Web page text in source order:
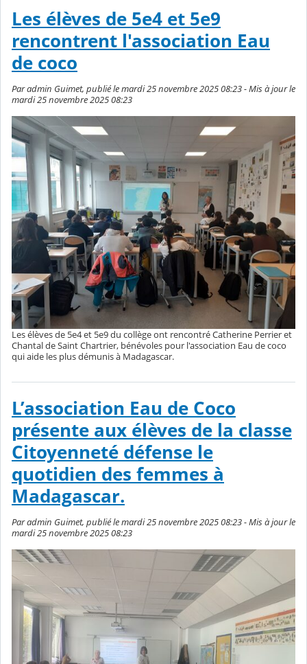
Les élèves de 5e4 et 5e9
rencontrent l'association Eau
de coco
Par admin Guimet, publié le mardi 25 novembre 2025 08:23 - Mis à jour le
mardi 25 novembre 2025 08:23
Les élèves de 5e4 et 5e9 du collège ont rencontré Catherine Perrier et
Chantal de Saint Chartrier, bénévoles pour l'association Eau de coco
qui aide les plus démunis à Madagascar.
L’association Eau de Coco
présente aux élèves de la classe
Citoyenneté défense le
quotidien des femmes à
Madagascar.
Par admin Guimet, publié le mardi 25 novembre 2025 08:23 - Mis à jour le
mardi 25 novembre 2025 08:23